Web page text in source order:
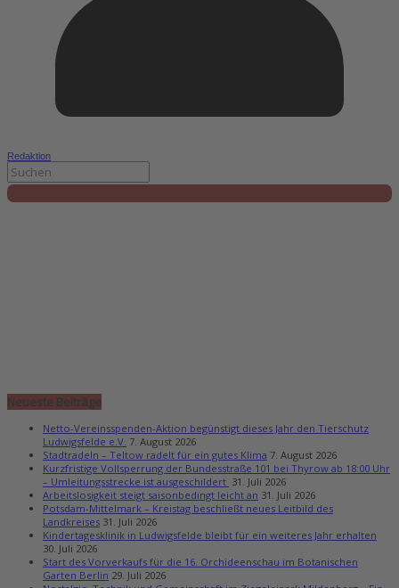
Redaktion
Neueste Beiträge
Netto-Vereinsspenden-Aktion begünstigt dieses Jahr den Tierschutz
Ludwigsfelde e.V. 7. August 2026
Stadtradeln – Teltow radelt für ein gutes Klima 7. August 2026
Kurzfristige Vollsperrung der Bundesstraße 101 bei Thyrow ab 18:00 Uhr
– Umleitungsstrecke ist ausgeschildert 31. Juli 2026
Arbeitslosigkeit steigt saisonbedingt leicht an 31. Juli 2026
Potsdam-Mittelmark – Kreistag beschließt neues Leitbild des
Landkreises 31. Juli 2026
Kindertagesklinik in Ludwigsfelde bleibt für ein weiteres Jahr erhalten
30. Juli 2026
Start des Vorverkaufs für die 16. Orchideenschau im Botanischen
Garten Berlin 29. Juli 2026